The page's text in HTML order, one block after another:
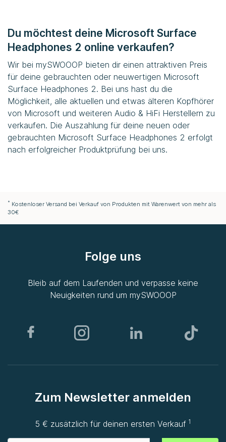
Du möchtest deine Microsoft Surface
Headphones 2 online verkaufen?
Wir bei mySWOOOP bieten dir einen attraktiven Preis
für deine gebrauchten oder neuwertigen Microsoft
Surface Headphones 2. Bei uns hast du die
Möglichkeit, alle aktuellen und etwas älteren Kopfhörer
von Microsoft und weiteren Audio & HiFi Herstellern zu
verkaufen. Die Auszahlung für deine neuen oder
gebrauchten Microsoft Surface Headphones 2 erfolgt
nach erfolgreicher Produktprüfung bei uns.
* Kostenloser Versand bei Verkauf von Produkten mit Warenwert von mehr als
30€
Folge uns
Bleib auf dem Laufenden und verpasse keine
Neuigkeiten rund um mySWOOOP
Zum Newsletter anmelden
5 € zusätzlich für deinen ersten Verkauf1